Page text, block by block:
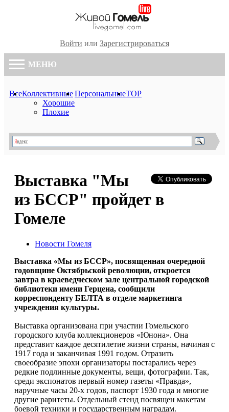
Войти или Зарегистрироваться
МЕНЮ
ВсеКоллективные
Хорошие
Плохие
ПерсональныеTOP
Выставка "Мы
из БССР" пройдет в
Гомеле
Новости Гомеля
Выставка «Мы из БССР», посвященная очередной
годовщине Октябрьской революции, откроется
завтра в краеведческом зале центральной городской
библиотеки имени Герцена, сообщили
корреспонденту БЕЛТА в отделе маркетинга
учреждения культуры.
Выставка организована при участии Гомельского
городского клуба коллекционеров «Юнона». Она
представит каждое десятилетие жизни страны, начиная с
1917 года и заканчивая 1991 годом. Отразить
своеобразие эпохи организаторы постарались через
редкие подлинные документы, вещи, фотографии. Так,
среди экспонатов первый номер газеты «Правда»,
наручные часы 20-х годов, паспорт 1930 года и многие
другие раритеты. Отдельный стенд посвящен макетам
боевой техники и государственным наградам.